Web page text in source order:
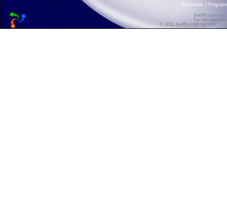
Bienvenue
liveffn.com est
Ce site
© 2011 liveffn.com version :